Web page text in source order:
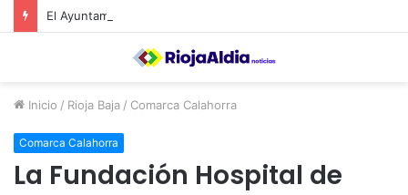
Inicio / Rioja Baja / Comarca Calahorra
Comarca Calahorra
La Fundación Hospital de